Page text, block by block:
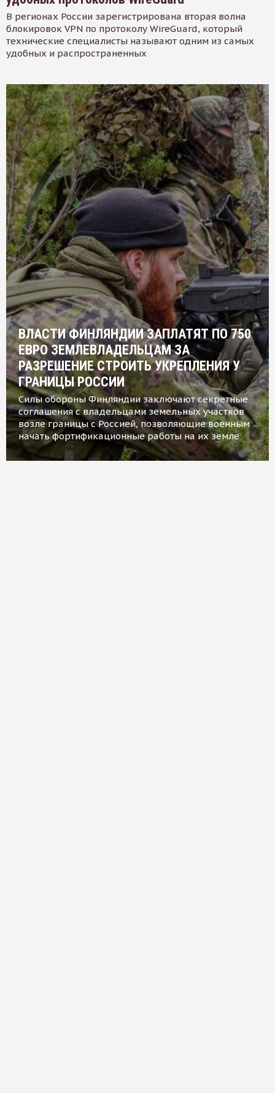
В регионах России зарегистрирована вторая волна
блокировок VPN по протоколу WireGuard, который
технические специалисты называют одним из самых
удобных и распространенных
ВЛАСТИ ФИНЛЯНДИИ ЗАПЛАТЯТ ПО 750
ЕВРО ЗЕМЛЕВЛАДЕЛЬЦАМ ЗА
РАЗРЕШЕНИЕ СТРОИТЬ УКРЕПЛЕНИЯ У
ГРАНИЦЫ РОССИИ
Силы обороны Финляндии заключают секретные
соглашения с владельцами земельных участков
возле границы с Россией, позволяющие военным
начать фортификационные работы на их земле